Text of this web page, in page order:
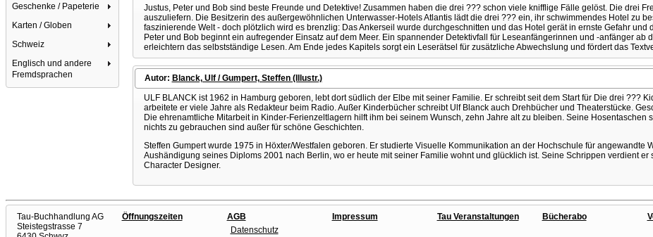
Geschenke / Papeterie
Karten / Globen
Schweiz
Englisch und andere
Fremdsprachen
Justus, Peter und Bob sind beste Freunde und Detektive! Zusammen haben die drei ??? schon viele knifflige Fälle gelöst. Die drei
auszuliefern. Die Besitzerin des außergewöhnlichen Unterwasser-Hotels Atlantis lädt die drei ??? ein, ihr schwimmendes Hotel zu
faszinierende Welt - doch plötzlich wird es brenzlig: Das Ankerseil wurde durchgeschnitten und das Hotel gerät in ernste Gefahr
Peter und Bob beginnt ein aufregender Einsatz auf dem Meer. Ein spannender Detektivfall für Leseanfängerinnen und -anfänger ab
erleichtern das selbstständige Lesen. Am Ende jedes Kapitels sorgt ein Leserätsel für zusätzliche Abwechslung und fördert das
Autor: Blanck, Ulf / Gumpert, Steffen (Illustr.)
ULF BLANCK ist 1962 in Hamburg geboren, lebt dort südlich der Elbe mit seiner Familie. Er schreibt seit dem Start für Die drei ???
arbeitete er viele Jahre als Redakteur beim Radio. Außer Kinderbücher schreibt Ulf Blanck auch Drehbücher und Theaterstücke.
Die ehrenamtliche Mitarbeit in Kinder-Ferienzeltlagern hilft ihm bei seinem Wunsch, zehn Jahre alt zu bleiben. Seine
nichts zu gebrauchen sind außer für schöne Geschichten.
Steffen Gumpert wurde 1975 in Höxter/Westfalen geboren. Er studierte Visuelle Kommunikation an der Hochschule für angewandte
Aushändigung seines Diploms 2001 nach Berlin, wo er heute mit seiner Familie wohnt und glücklich ist. Seine Schrippen verdient
Character Designer.
Tau-Buchhandlung AG
Steistegstrasse 7
Öffnungszeiten
AGB
Datenschutz
Impressum Tau Veranstaltungen Bücherabo